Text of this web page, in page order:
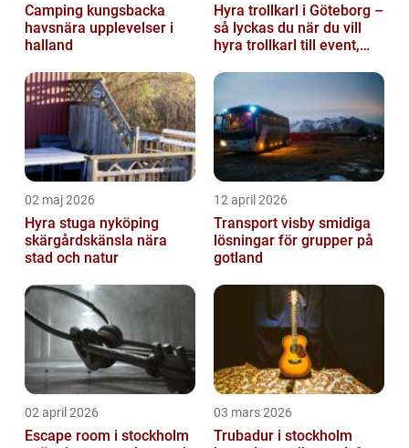
Camping kungsbacka
havsnära upplevelser i
halland
Hyra trollkarl i Göteborg –
så lyckas du när du vill
hyra trollkarl till event,
02 maj 2026
Hyra stuga nyköping
skärgårdskänsla nära
stad och natur
12 april 2026
Transport visby smidiga
lösningar för grupper på
gotland
02 april 2026
Escape room i stockholm
03 mars 2026
Trubadur i stockholm